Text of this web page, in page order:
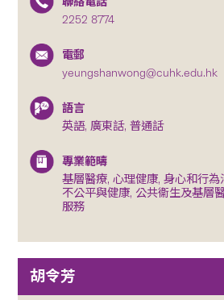
2252 8774
電郵
yeungshanwong@cuhk.edu.hk
語言
英語, 廣東話, 普通話
專業範疇
基層醫療, 心理健康, 身心和行
不公平與健康, 公共衞生及基層
服務
胡令芳